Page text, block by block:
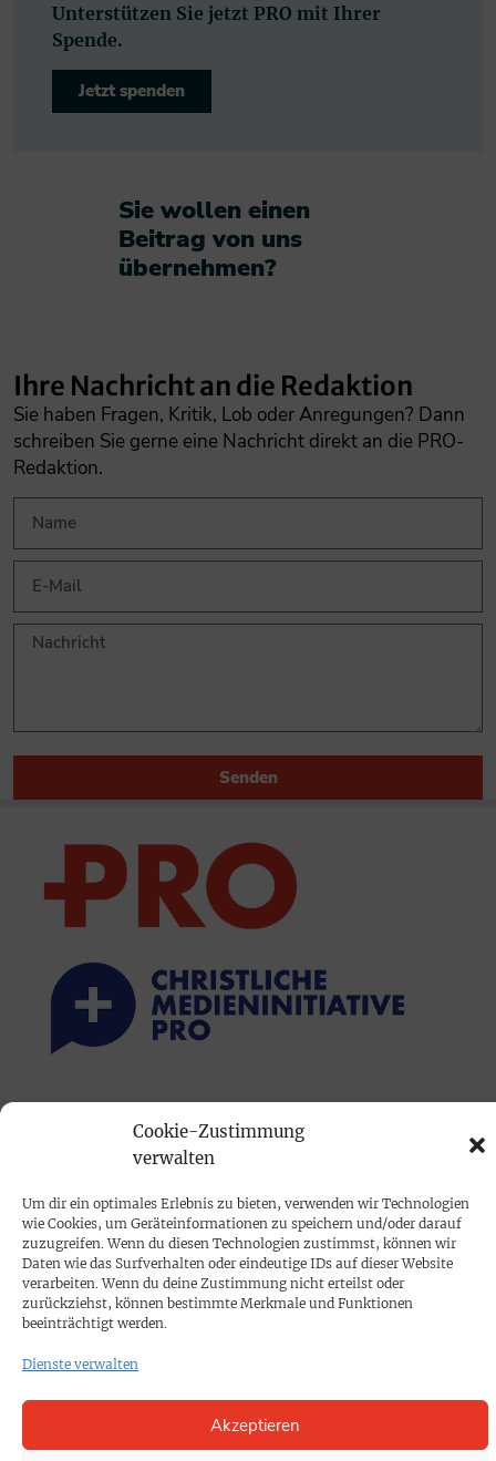
Cookie-Zustimmung
verwalten
Um dir ein optimales Erlebnis zu bieten, verwenden wir Technologien
wie Cookies, um Geräteinformationen zu speichern und/oder darauf
zuzugreifen. Wenn du diesen Technologien zustimmst, können wir
Daten wie das Surfverhalten oder eindeutige IDs auf dieser Website
verarbeiten. Wenn du deine Zustimmung nicht erteilst oder
zurückziehst, können bestimmte Merkmale und Funktionen
beeinträchtigt werden.
Dienste verwalten
Akzeptieren
Unterstützen Sie jetzt PRO mit Ihrer
Spende.
Jetzt spenden
Sie wollen einen
Beitrag von uns
übernehmen?​
Ihre Nachricht an die Redaktion
Sie haben Fragen, Kritik, Lob oder Anregungen? Dann
schreiben Sie gerne eine Nachricht direkt an die PRO-
Redaktion.
Senden
PROKOMPAKT
Impressum
SPENDEN
KONTAKT